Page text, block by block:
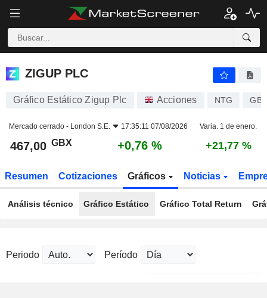
ZIGUP PLC
ZIGUP PLC
Gráfico Estático Zigup Plc Acciones NTG
Mercado cerrado - London S.E. 17:35:11 07/08/2026 Varia. 1 de enero.
467,00 GBX +0,76 % +21,77 %
Resumen Cotizaciones Gráficos Noticias
Análisis técnico Gráfico Estático Gráfico Total Return
Periodo Período